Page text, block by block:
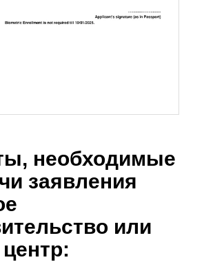
необходимые
заявления
или